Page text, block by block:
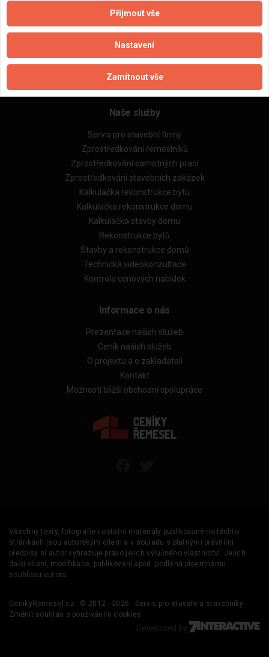
Zpracování a ochrana osobních údajů
Reference
Naše excelové tabulky online
Naše služby
Servis pro stavební firmy
Zprostředkování řemeslníků
Zprostředkování samotných prací
Zprostředkování stavebních zakázek
Kalkulačka rekonstrukce bytu
Kalkulačka rekonstrukce domu
Kalkulačka stavby domu
Rekonstrukce bytů
Stavby a rekonstrukce domů
Technická videokonzultace
Kontrola cenových nabídek
Informace o nás
Prezentace našich služeb
Ceník našich služeb
O projektu a o zakladateli
Kontakt
Možnosti bližší obchodní spolupráce
Všechny texty, fotografie i ostatní materiály publikované na těchto
stránkách jsou autorským dílem a v souladu s platnými právními
předpisy si autor vyhrazuje právo jejich výlučného vlastnictví. Jejich
další šíření, modifikace, publikování apod. podléhá písemnému
souhlasu autora.
CenikyRemesel.cz © 2012 - 2026
Servis pro stavaře a stavebníky
Změnit souhlas s používáním cookies
Developed by
Přijmout vše
Nastavení
Zamítnout vše